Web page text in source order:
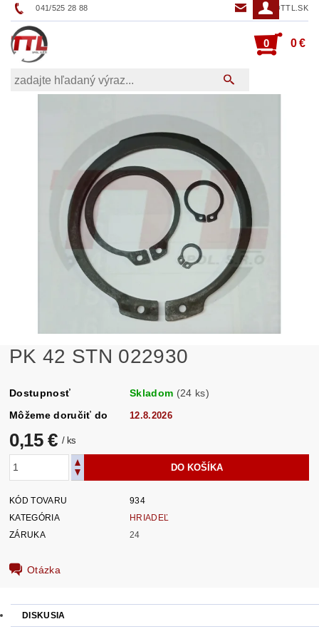
041/525 28 88 TTL@TTL.SK
0 0 €
PK 42 STN 022930
Dostupnosť Skladom (24 ks)
Môžeme doručiť do
12.8.2026
0,15 € / ks
KÓD TOVARU
934
KATEGÓRIA
HRIADEĽ
ZÁRUKA
24
Otázka
DISKUSIA